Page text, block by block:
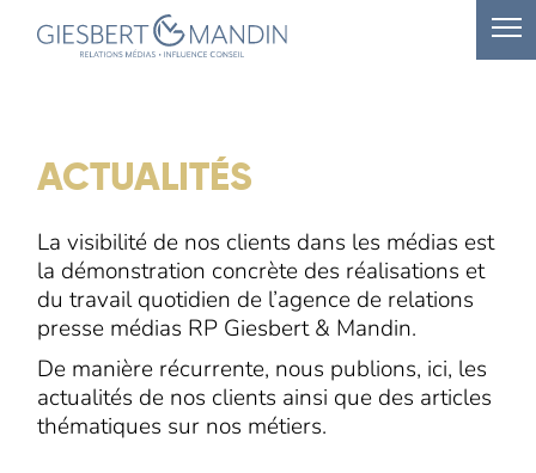
ACTUALITÉS
La visibilité de nos clients dans les médias est
la démonstration concrète des réalisations et
du travail quotidien de l’agence de relations
presse médias RP Giesbert & Mandin.
De manière récurrente, nous publions, ici, les
actualités de nos clients ainsi que des articles
thématiques sur nos métiers.